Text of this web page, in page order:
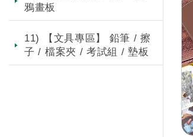
鴉畫板
11) 【文具專區】 鉛筆 / 擦
子 / 檔案夾 / 考試組 / 墊板